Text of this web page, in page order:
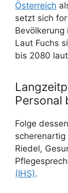
Österreich
setzt sich
Laut Fuchs
bis 2080
Personal
Folge
Riedel,
(IHS).